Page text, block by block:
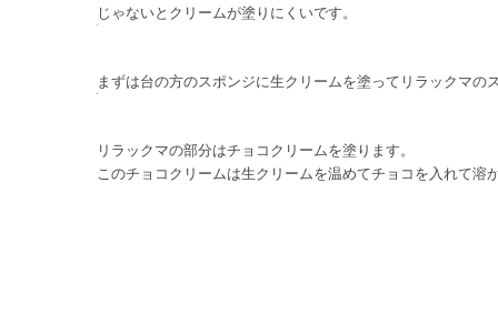
じゃないとクリームが塗りにくいです。
まずは台の方のスポンジに生クリームを塗ってリラックマの
リラックマの部分はチョコクリームを塗ります。
このチョコクリームは生クリームを温めてチョコを入れて溶